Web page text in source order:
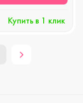
Купить в 1 клик